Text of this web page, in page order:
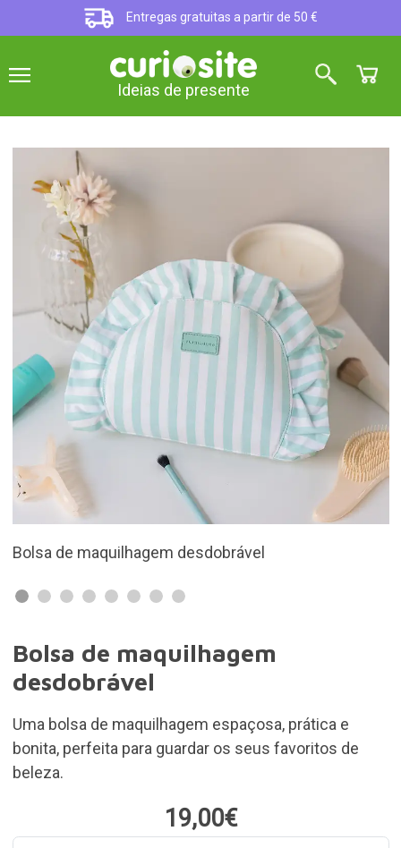
Entregas gratuitas a partir de 50 €
Ideias de presente
Disponível em duas cores
Bolsa de maquilhagem
desdobrável
Uma bolsa de maquilhagem espaçosa, prática e
bonita, perfeita para guardar os seus favoritos de
beleza.
19,00€